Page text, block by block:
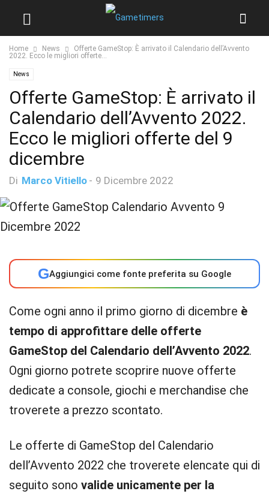
Home News
Offerte GameStop: È arrivato il Calendario dell’Avvento
2022. Ecco le migliori offerte...
News
Offerte GameStop: È arrivato il
Calendario dell’Avvento 2022.
Ecco le migliori offerte del 9
dicembre
Di Marco Vitiello - 9 Dicembre 2022
GAggiungici come fonte preferita su Google
Come ogni anno il primo giorno di dicembre è
tempo di approfittare delle offerte
GameStop del Calendario dell’Avvento 2022.
Ogni giorno potrete scoprire nuove offerte
dedicate a console, giochi e merchandise che
troverete a prezzo scontato.
Le offerte di GameStop del Calendario
dell’Avvento 2022 che troverete elencate qui di
seguito sono valide unicamente per la